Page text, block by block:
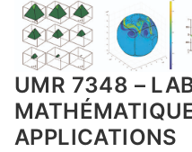
Aller
contenu
UMR 7348 –
APPLICATIONS